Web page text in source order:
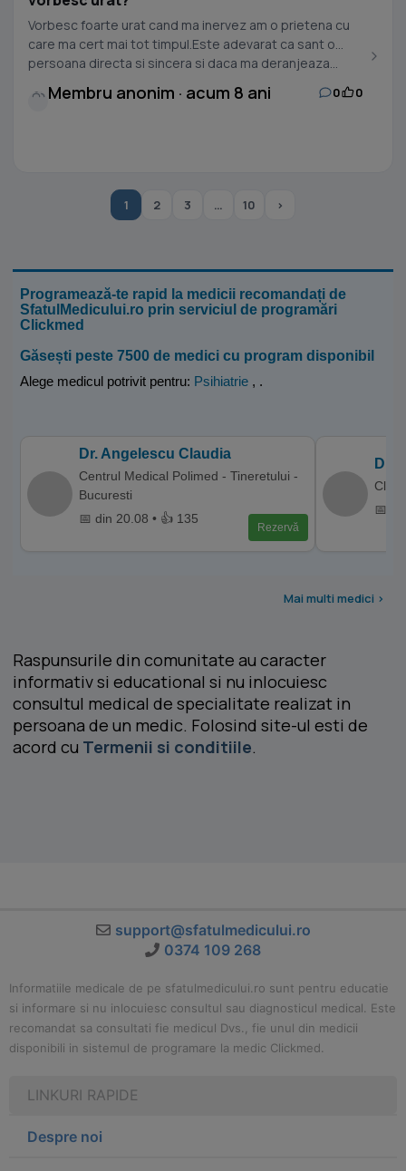
Vorbesc foarte urat cand ma inervez am o prietena cu
care ma cert mai tot timpul.Este adevarat ca sant o
persoana directa si sincera si daca ma deranjeaza...
Membru anonim · acum 8 ani 0 0
1 2 3 … 10 ›
Programează-te rapid la medicii recomandați de
SfatulMedicului.ro prin serviciul de programări
Clickmed
Găsești peste 7500 de medici cu program disponibil
Alege medicul potrivit pentru: Psihiatrie , .
Dr. Angelescu Claudia
Centrul Medical Polimed - Tineretului -
Bucuresti
📅 din 20.08 • 👍 135
Rezervă
Dr.
📅
Mai multi medici >
Raspunsurile din comunitate au caracter
informativ si educational si nu inlocuiesc
consultul medical de specialitate realizat in
persoana de un medic. Folosind site-ul esti de
acord cu Termenii si conditiile.
support@sfatulmedicului.ro
0374 109 268
Informatiile medicale de pe sfatulmedicului.ro sunt pentru educatie
si informare si nu inlocuiesc consultul sau diagnosticul medical. Este
recomandat sa consultati fie medicul Dvs., fie unul din medicii
disponibili in sistemul de programare la medic Clickmed.
LINKURI RAPIDE
Despre noi